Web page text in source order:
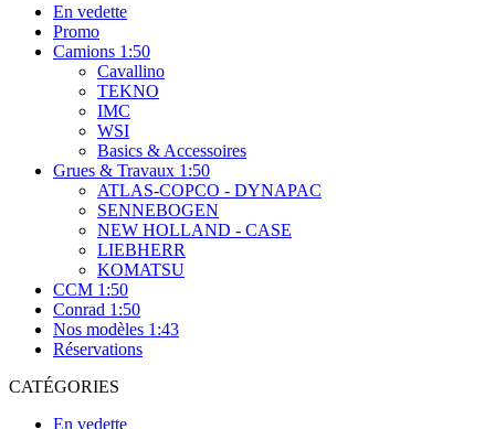
En vedette
Promo
Camions 1:50
Cavallino
TEKNO
IMC
WSI
Basics & Accessoires
Grues & Travaux 1:50
ATLAS-COPCO - DYNAPAC
SENNEBOGEN
NEW HOLLAND - CASE
LIEBHERR
KOMATSU
CCM 1:50
Conrad 1:50
Nos modèles 1:43
Réservations
CATÉGORIES
En vedette